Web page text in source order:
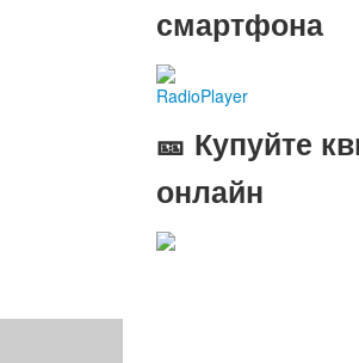
смартфона
RadioPlayer
🎫 Купуйте
онлайн